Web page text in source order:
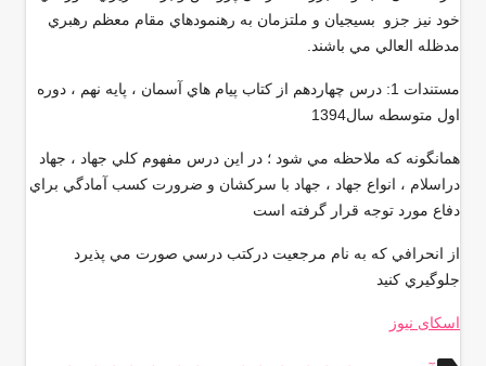
خود نيز جزو بسيجيان و ملتزمان به رهنمودهاي مقام معظم رهبري
مدظله العالي مي باشند
مستندات 1: درس چهاردهم از كتاب پيام هاي آسمان ، پايه نهم ، دوره
اول متوسطه سال1394
همانگونه كه ملاحظه مي شود ؛ در اين درس مفهوم كلي جهاد ، جهاد
دراسلام ، انواع جهاد ،‌ جهاد با سركشان و ضرورت كسب آمادگي براي
دفاع مورد توجه قرار گرفته است
از انحرافي كه به نام مرجعيت دركتب درسي صورت مي پذيرد
جلوگيري كنيد
اسکای نیوز